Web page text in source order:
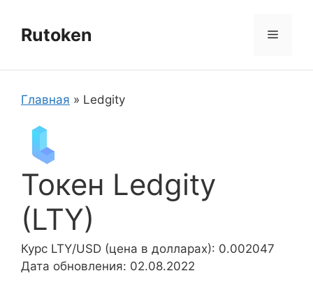
содержимому
Rutoken Меню
Главная » Ledgity
Токен Ledgity
(LTY)
Курс LTY/USD (цена в долларах): 0.002047
Дата обновления: 02.08.2022